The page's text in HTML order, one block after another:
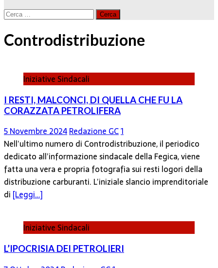
Ricerca
Controdistribuzione
Iniziative Sindacali
I RESTI, MALCONCI, DI QUELLA CHE FU LA
CORAZZATA PETROLIFERA
5 Novembre 2024Redazione GC1
Nell’ultimo numero di Controdistribuzione, il periodico
dedicato all’informazione sindacale della Fegica, viene
fatta una vera e propria fotografia sui resti logori della
distribuzione carburanti. L’iniziale slancio imprenditoriale
di [Leggi…]
Iniziative Sindacali
L’IPOCRISIA DEI PETROLIERI